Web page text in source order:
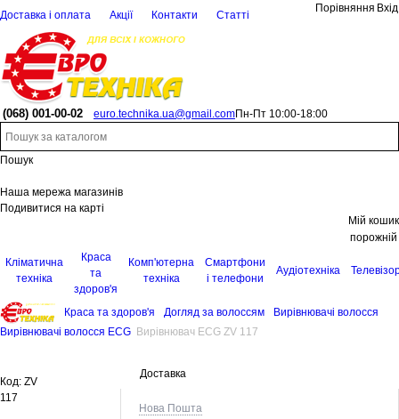
Доставка і оплата Акції Контакти Статті
Порівняння Вхід
(068) 001-00-02 euro.technika.ua@gmail.comПн-Пт 10:00-18:00
Пошук
Наша мережа магазинів
Подивитися на карті
Мій кошик
порожній
Кліматична
техніка
Краса
та
здоров'я
Комп'ютерна
техніка
Смартфони
і телефони
Аудіотехніка
Краса та здоров'я Догляд за волоссям
Вирівнювачі волосся
Вирівнювачі волосся ECG Вирівнювач ECG ZV 117
Доставка
Нова Пошта
Код: ZV
117